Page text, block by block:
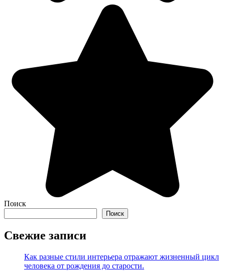
Поиск
Поиск
Свежие записи
Как разные стили интерьера отражают жизненный цикл
человека от рождения до старости.